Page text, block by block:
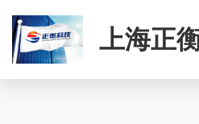
上海正